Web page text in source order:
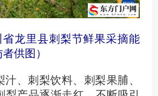
龙里县刺梨节鲜果采摘能
供图）
、刺梨饮料、刺梨果脯、